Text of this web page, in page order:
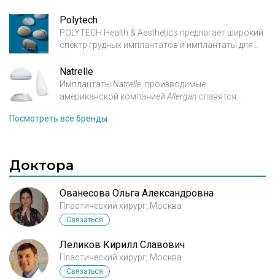
года. Компания заслужила всемирную
известность, а еепродукция успешно
применяется в более чем пятидесяти странах.
Polytech
POLYTECH Health & Aesthetics предлагает широкий
спектр грудных имплантатов и имплантаты для
ягодичные, тестикулярные, имплантаты голени.
Производство и штаб-квартира компании
расположены в г. Дибург, возле Франкфурта-на-
Natrelle
Имплантаты Natrelle , производимые
американской компанией Allergan славятся
качеством исполнения.
Посмотреть все бренды
Доктора
Ованесова Ольга Александровна
Пластический хирург, Москва
Связаться
Леликов Кирилл Славович
Пластический хирург, Москва
Связаться